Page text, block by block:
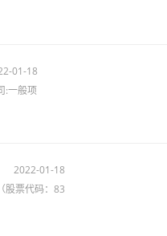
01-18
:一般项
2022-01-18
股票代码：83